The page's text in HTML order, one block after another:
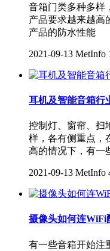
音箱门类多种多样
产品要求越来越高
产品的防水性能
2021-09-13 MetInfo
耳机及智能音箱行
控制灯、窗帘、扫
样，各有侧重点，
高的情况下，有一
2021-09-13 MetInfo
摄像头如何连WiFi
有一些音箱开始注